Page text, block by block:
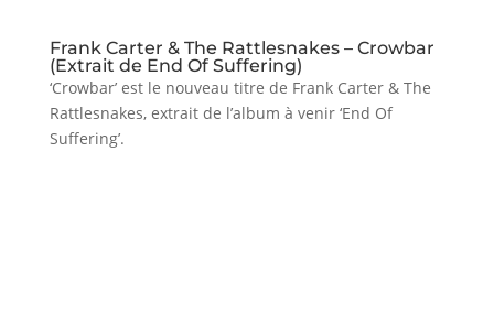
Frank Carter & The Rattlesnakes – Crowbar
(Extrait de End Of Suffering)
‘Crowbar’ est le nouveau titre de Frank Carter & The
Rattlesnakes, extrait de l’album à venir ‘End Of
Suffering’.